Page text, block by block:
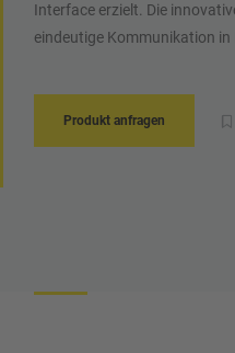
Interface erzielt. Die
eindeutige Kommunikation in
Produkt anfragen